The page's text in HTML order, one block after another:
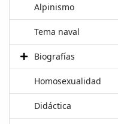
Alpinismo
Tema naval
Biografías
Homosexualidad
Didáctica